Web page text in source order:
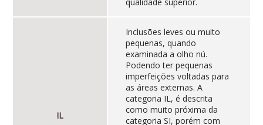
IL
Inclusões leves ou muito
pequenas, quando
examinada a olho nú.
Podendo ter pequenas
imperfeições voltadas para
as áreas externas. A
categoria IL, é descrita
como muito próxima da
categoria SI, porém com